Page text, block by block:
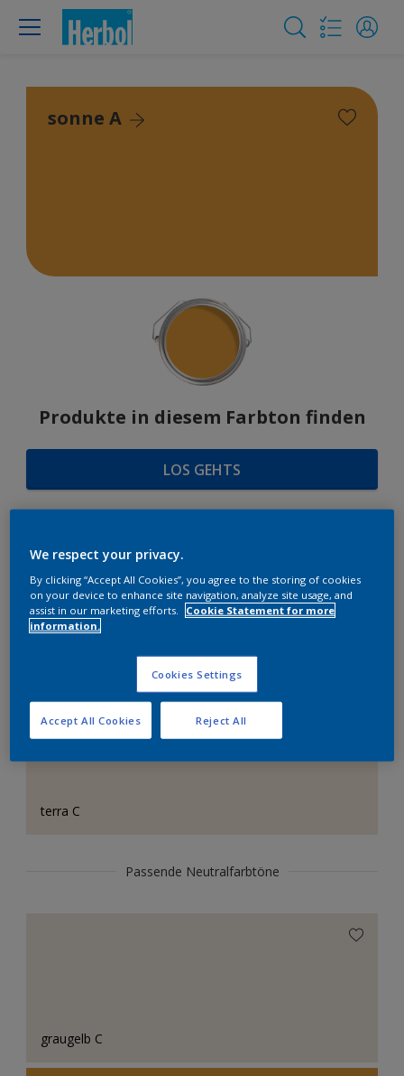
sonne A
Produkte in diesem Farbton finden
LOS GEHTS
FARBAUSWAHL
terra C
Passende Neutralfarbtöne
graugelb C
We respect your privacy.
By clicking “Accept All Cookies”, you agree to the storing of cookies
on your device to enhance site navigation, analyze site usage, and
assist in our marketing efforts.
Cookie Statement for more
information.
Cookies Settings
Reject All
Accept All Cookies